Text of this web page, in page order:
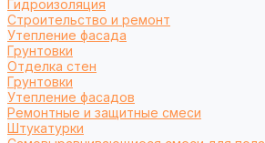
Гидроизоляция
Строительство и ремонт
Утепление фасада
Грунтовки
Отделка стен
Грунтовки
Утепление фасадов
Ремонтные и защитные смеси
Штукатурки